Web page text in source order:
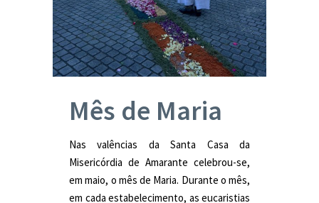
Mês de Maria
Nas valências da Santa Casa da
Misericórdia de Amarante celebrou-se,
em maio, o mês de Maria. Durante o mês,
em cada estabelecimento, as eucaristias